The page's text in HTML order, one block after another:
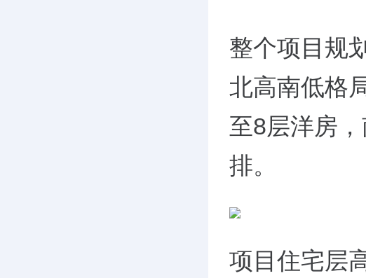
整个项目规
北高南低格
至8层洋房
排。
项目住宅层